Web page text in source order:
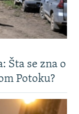
Šta se zna o
Potoku?